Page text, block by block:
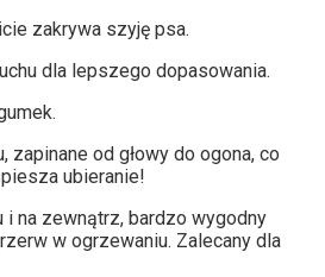
zakrywa szyję psa.
dla lepszego dopasowania.
zapinane od głowy do ogona, co
ubieranie!
i na zewnątrz, bardzo wygodny
w ogrzewaniu. Zalecany dla